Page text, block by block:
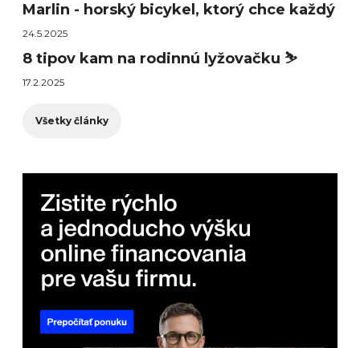
Marlin - horský bicykel, ktorý chce každý
24.5.2025
8 tipov kam na rodinnú lyžovačku ⛷️
17.2.2025
Všetky články